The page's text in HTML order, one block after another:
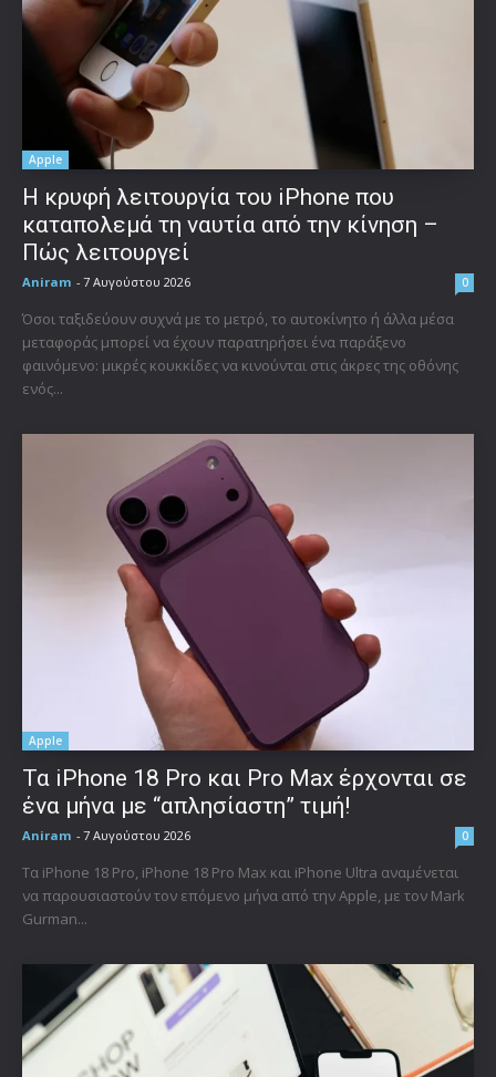
Apple
Η κρυφή λειτουργία του iPhone που
καταπολεμά τη ναυτία από την κίνηση –
Πώς λειτουργεί
Aniram - 7 Αυγούστου 2026 0
Όσοι ταξιδεύουν συχνά με το μετρό, το αυτοκίνητο ή άλλα μέσα
μεταφοράς μπορεί να έχουν παρατηρήσει ένα παράξενο
φαινόμενο: μικρές κουκκίδες να κινούνται στις άκρες της οθόνης
ενός...
Apple
Τα iPhone 18 Pro και Pro Max έρχονται σε
ένα μήνα με “απλησίαστη” τιμή!
Aniram - 7 Αυγούστου 2026 0
Τα iPhone 18 Pro, iPhone 18 Pro Max και iPhone Ultra αναμένεται
να παρουσιαστούν τον επόμενο μήνα από την Apple, με τον Mark
Gurman...